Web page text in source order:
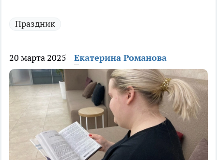
Праздник
20 марта 2025 Екатерина Романова